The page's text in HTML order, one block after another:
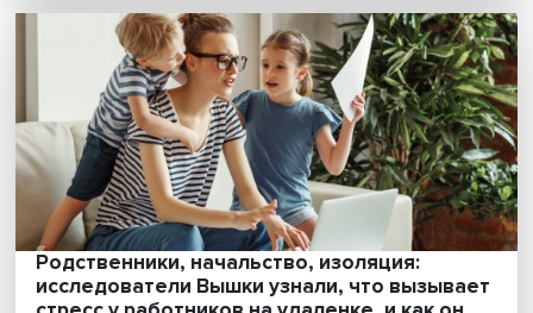
Растущие долги и инфляция: COVID-19
бросает вызов мировой экономике
Пандемия COVID-19 продолжает влиять на мировую
экономику. Падение доходов населения, рост уровня